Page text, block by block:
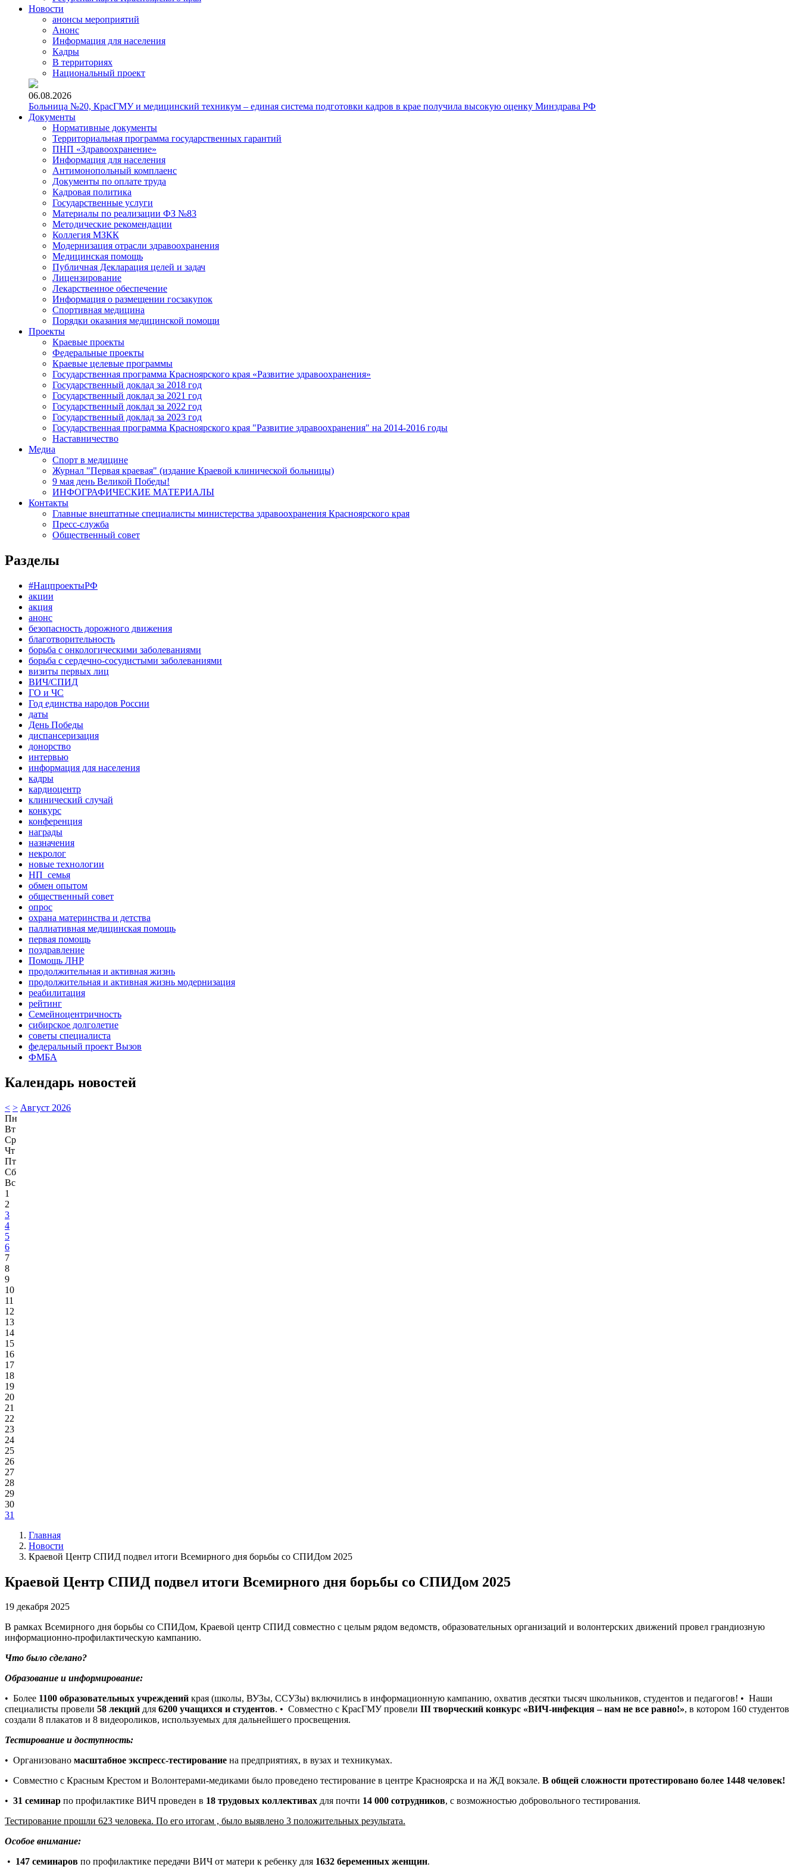
Новости
анонсы мероприятий
Анонс
Информация для населения
Кадры
В территориях
Национальный проект
06.08.2026
Больница №20, КрасГМУ и медицинский техникум – единая система подготовки кадров в крае получила высокую оценку Минздрава РФ
Документы
Нормативные документы
Территориальная программа государственных гарантий
ПНП «Здравоохранение»
Информация для населения
Антимонопольный комплаенс
Документы по оплате труда
Кадровая политика
Государственные услуги
Материалы по реализации ФЗ №83
Методические рекомендации
Коллегия МЗКК
Модернизация отрасли здравоохранения
Медицинская помощь
Публичная Декларация целей и задач
Лицензирование
Лекарственное обеспечение
Информация о размещении госзакупок
Спортивная медицина
Порядки оказания медицинской помощи
Проекты
Краевые проекты
Федеральные проекты
Краевые целевые программы
Государственная программа Красноярского края «Развитие здравоохранения»
Государственный доклад за 2018 год
Государственный доклад за 2021 год
Государственный доклад за 2022 год
Государственный доклад за 2023 год
Государственная программа Красноярского края "Развитие здравоохранения" на 2014-2016 годы
Наставничество
Медиа
Спорт в медицине
Журнал "Первая краевая" (издание Краевой клинической больницы)
9 мая день Великой Победы!
ИНФОГРАФИЧЕСКИЕ МАТЕРИАЛЫ
Контакты
Главные внештатные специалисты министерства здравоохранения Красноярского края
Пресс-служба
Общественный совет
Разделы
#НацпроектыРФ
акции
акция
анонс
безопасность дорожного движения
благотворительность
борьба с онкологическими заболеваниями
борьба с сердечно-сосудистыми заболеваниями
визиты первых лиц
ВИЧ/СПИД
ГО и ЧС
Год единства народов России
даты
День Победы
диспансеризация
донорство
интервью
информация для населения
кадры
кардиоцентр
клинический случай
конкурс
конференция
награды
назначения
некролог
новые технологии
НП_семья
обмен опытом
общественный совет
опрос
охрана материнства и детства
паллиативная медицинская помощь
первая помощь
поздравление
Помощь ЛНР
продолжительная и активная жизнь
продолжительная и активная жизнь модернизация
реабилитация
рейтинг
Семейноцентричность
сибирское долголетие
советы специалиста
федеральный проект Вызов
ФМБА
Календарь новостей
< > Август 2026
Пн
Вт
Ср
Чт
Пт
Сб
Вс
1
2
3
4
5
6
7
8
9
10
11
12
13
14
15
16
17
18
19
20
21
22
23
24
25
26
27
28
29
30
31
Главная
Новости
Краевой Центр СПИД подвел итоги Всемирного дня борьбы со СПИДом 2025
Краевой Центр СПИД подвел итоги Всемирного дня борьбы со СПИДом 2025
19 декабря 2025
В рамках Всемирного дня борьбы со СПИДом, Краевой центр СПИД совместно с целым рядом ведомств, образовательных организаций и волонтерских движений провел грандиозную
информационно-профилактическую кампанию.
Что было сделано?
Образование и информирование:
• Более 1100 образовательных учреждений края (школы, ВУЗы, ССУЗы) включились в информационную кампанию, охватив десятки тысяч школьников, студентов и педагогов! • Наши
специалисты провели 58 лекций для 6200 учащихся и студентов. • Совместно с КрасГМУ провели III творческий конкурс «ВИЧ-инфекция – нам не все равно!», в котором 160 студентов
создали 8 плакатов и 8 видеороликов, используемых для дальнейшего просвещения.
Тестирование и доступность:
• Организовано масштабное экспресс-тестирование на предприятиях, в вузах и техникумах.
• Совместно с Красным Крестом и Волонтерами-медиками было проведено тестирование в центре Красноярска и на ЖД вокзале. В общей сложности протестировано более 1448 человек!
• 31 семинар по профилактике ВИЧ проведен в 18 трудовых коллективах для почти 14 000 сотрудников, с возможностью добровольного тестирования.
Тестирование прошли 623 человека. По его итогам , было выявлено 3 положительных результата.
Особое внимание:
• 147 семинаров по профилактике передачи ВИЧ от матери к ребенку для 1632 беременных женщин.